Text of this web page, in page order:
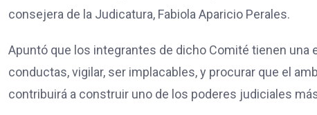
consejera de la Judicatura, Fabiola Aparicio Perales.
Apuntó que los integrantes de dicho Comité tienen una
conductas, vigilar, ser implacables, y procurar que el
contribuirá a construir uno de los poderes judiciales